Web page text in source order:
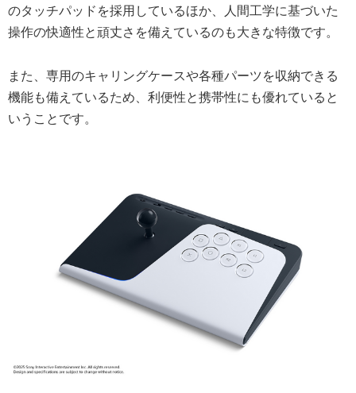
のタッチパッドを採用しているほか、人間工学に基づいた
操作の快適性と頑丈さを備えているのも大きな特徴です。
また、専用のキャリングケースや各種パーツを収納できる
機能も備えているため、利便性と携帯性にも優れていると
いうことです。